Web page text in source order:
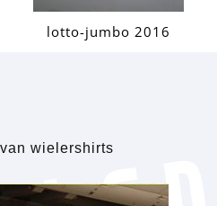
lotto-jumbo 2016
wielershirts